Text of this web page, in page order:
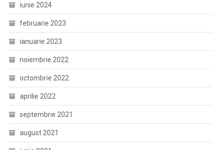
iunie 2024
februarie 2023
ianuarie 2023
noiembrie 2022
octombrie 2022
aprilie 2022
septembrie 2021
august 2021